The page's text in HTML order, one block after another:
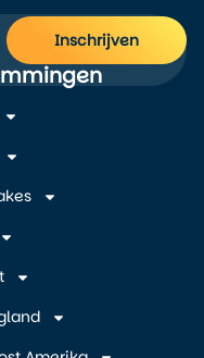
Inschrijven